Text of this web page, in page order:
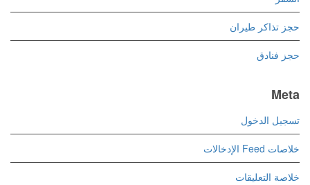
حجز تذاكر طيران
حجز فنادق
Meta
تسجيل الدخول
خلاصات Feed الإدخالات
خلاصة التعليقات